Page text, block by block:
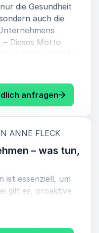
die Gesundheit
auch die
– Dieses Motto
eines gesunden
alltagstaugliche
gefördert,
positiv
anfragen: Dr.
ANNE FLECK:
– was tun,
ist essenziell, um
gilt es, proaktive
zugleich
Eine effektive
die